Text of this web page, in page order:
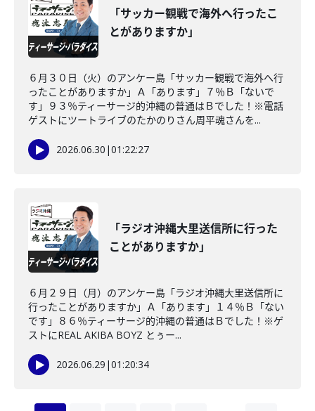
「サッカー観戦で海外へ行ったこ
とがありますか」
６月３０日（火）のアンケー島「サッカー観戦で海外へ行
ったことがありますか」Ａ「あります」７％Ｂ「ないで
す」９３％ティーサージ的沖縄の普通はＢでした！※電話
ゲストにツートライブのたかのりさん周平魂さんを...
2026.06.30 |01:22:27
「ラジオ沖縄大里送信所に行った
ことがありますか」
６月２９日（月）のアンケー島「ラジオ沖縄大里送信所に
行ったことがありますか」Ａ「あります」１４％Ｂ「ない
です」８６％ティーサージ的沖縄の普通はＢでした！※ゲ
ストにREAL AKIBA BOYZ とぅー...
2026.06.29 |01:20:34